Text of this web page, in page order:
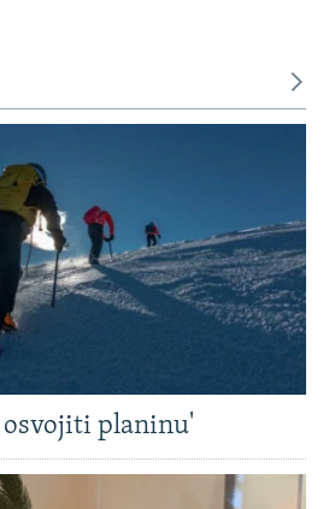
osvojiti planinu'